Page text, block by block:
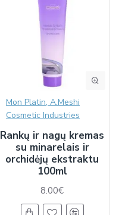
Mon Platin, A.Meshi
Cosmetic Industries
Rankų ir nagų kremas
su minarelais ir
orchidėjų ekstraktu
100ml
8.00€